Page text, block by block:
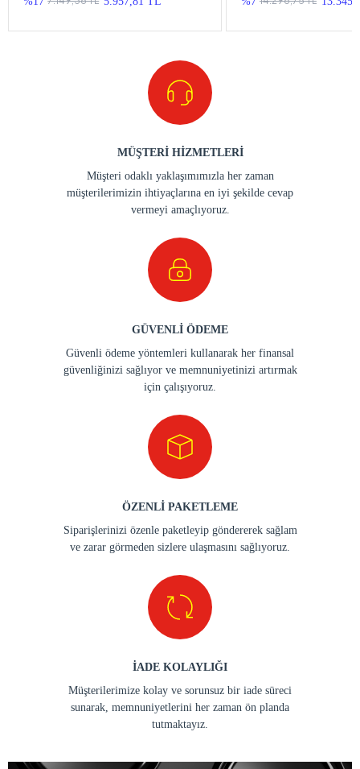
MÜŞTERİ HİZMETLERİ
Müşteri odaklı yaklaşımımızla her zaman
müşterilerimizin ihtiyaçlarına en iyi şekilde cevap
vermeyi amaçlıyoruz.
GÜVENLİ ÖDEME
Güvenli ödeme yöntemleri kullanarak her finansal
güvenliğinizi sağlıyor ve memnuniyetinizi artırmak
için çalışıyoruz.
ÖZENLİ PAKETLEME
Siparişlerinizi özenle paketleyip göndererek sağlam
ve zarar görmeden sizlere ulaşmasını sağlıyoruz.
İADE KOLAYLIĞI
Müşterilerimize kolay ve sorunsuz bir iade süreci
sunarak, memnuniyetlerini her zaman ön planda
tutmaktayız.